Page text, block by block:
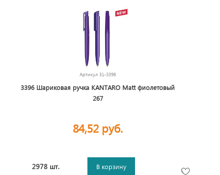
Артикул 31-3396
3396 Шариковая ручка KANTARO Matt фиолетовый
267
84,52 руб.
2978 шт. В корзину